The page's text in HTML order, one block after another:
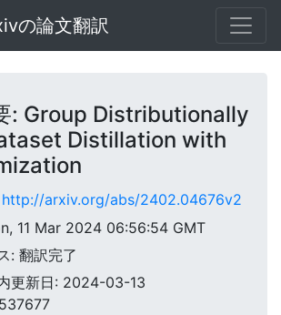
の論文翻訳
: Group Distributionally
Distillation with
http://arxiv.org/abs/2402.04676v2
11 Mar 2024 06:56:54 GMT
: 翻訳完了
更新日: 2024-03-13